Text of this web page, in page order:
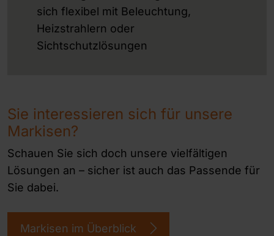
sich flexibel mit Beleuchtung,
Heizstrahlern oder
Sichtschutzlösungen
Sie interessieren sich für unsere
Markisen?
Schauen Sie sich doch unsere vielfältigen
Lösungen an – sicher ist auch das Passende für
Sie dabei.
Markisen im Überblick